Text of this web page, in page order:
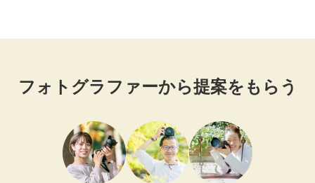
フォトグラファーから提案をもらう